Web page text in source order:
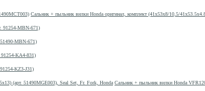
Сальник + пыльник вилки Honda оригинал, комплект (41х53х8/10,5/
91254-MBN-671)
MBN-671)
91254-KA4-831)
KZ3-J31)
Сальник + пыльник вилки Honda